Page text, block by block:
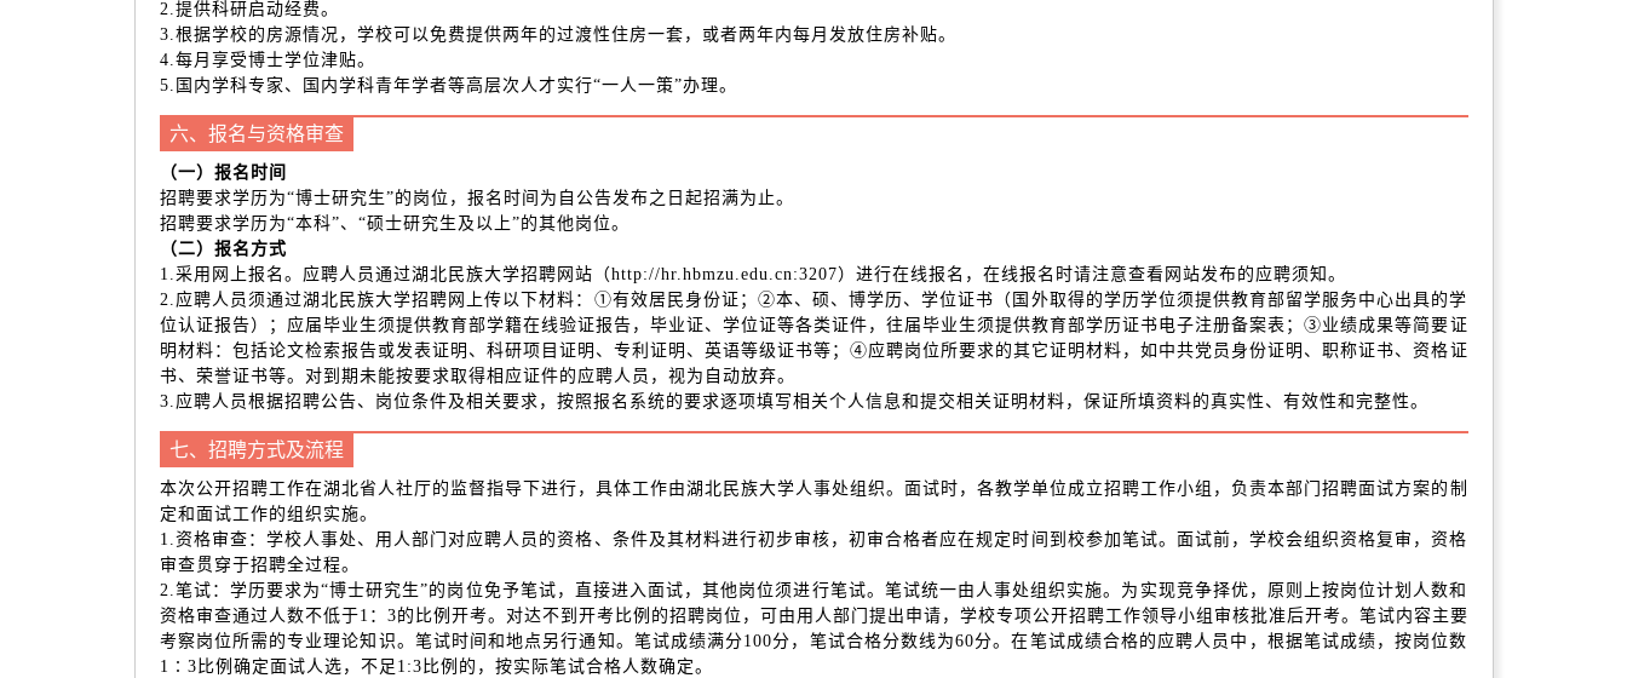
2.提供科研启动经费。
3.根据学校的房源情况，学校可以免费提供两年的过渡性住房一套，或者两年内每月发放住房补贴。
4.每月享受博士学位津贴。
5.国内学科专家、国内学科青年学者等高层次人才实行“一人一策”办理。
六、报名与资格审查
（一）报名时间
招聘要求学历为“博士研究生”的岗位，报名时间为自公告发布之日起招满为止。
招聘要求学历为“本科”、“硕士研究生及以上”的其他岗位。
（二）报名方式
1.采用网上报名。应聘人员通过湖北民族大学招聘网站（http://hr.hbmzu.edu.cn:3207）进行在线报名，在线报名时请注意查看网站发布的应聘须知。
2.应聘人员须通过湖北民族大学招聘网上传以下材料：①有效居民身份证；②本、硕、博学历、学位证书（国外取得的学历学位须提供教育部留学服务中心出具的学
位认证报告）；应届毕业生须提供教育部学籍在线验证报告，毕业证、学位证等各类证件，往届毕业生须提供教育部学历证书电子注册备案表；③业绩成果等简要证
明材料：包括论文检索报告或发表证明、科研项目证明、专利证明、英语等级证书等；④应聘岗位所要求的其它证明材料，如中共党员身份证明、职称证书、资格证
书、荣誉证书等。对到期未能按要求取得相应证件的应聘人员，视为自动放弃。
3.应聘人员根据招聘公告、岗位条件及相关要求，按照报名系统的要求逐项填写相关个人信息和提交相关证明材料，保证所填资料的真实性、有效性和完整性。
七、招聘方式及流程
本次公开招聘工作在湖北省人社厅的监督指导下进行，具体工作由湖北民族大学人事处组织。面试时，各教学单位成立招聘工作小组，负责本部门招聘面试方案的制
定和面试工作的组织实施。
1.资格审查：学校人事处、用人部门对应聘人员的资格、条件及其材料进行初步审核，初审合格者应在规定时间到校参加笔试。面试前，学校会组织资格复审，资格
审查贯穿于招聘全过程。
2.笔试：学历要求为“博士研究生”的岗位免予笔试，直接进入面试，其他岗位须进行笔试。笔试统一由人事处组织实施。为实现竞争择优，原则上按岗位计划人数和
资格审查通过人数不低于1：3的比例开考。对达不到开考比例的招聘岗位，可由用人部门提出申请，学校专项公开招聘工作领导小组审核批准后开考。笔试内容主要
考察岗位所需的专业理论知识。笔试时间和地点另行通知。笔试成绩满分100分，笔试合格分数线为60分。在笔试成绩合格的应聘人员中，根据笔试成绩，按岗位数
1∶3比例确定面试人选，不足1:3比例的，按实际笔试合格人数确定。